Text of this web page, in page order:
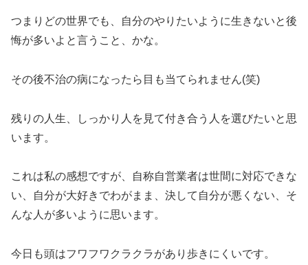
つまりどの世界でも、自分のやりたいように生きないと後
悔が多いよと言うこと、かな。
その後不治の病になったら目も当てられません(笑)
残りの人生、しっかり人を見て付き合う人を選びたいと思
います。
これは私の感想ですが、自称自営業者は世間に対応できな
い、自分が大好きでわがまま、決して自分が悪くない、そ
んな人が多いように思います。
今日も頭はフワフワクラクラがあり歩きにくいです。